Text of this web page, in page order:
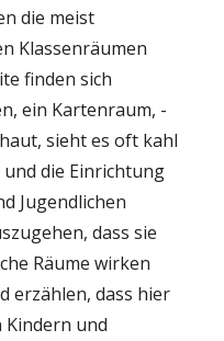
die meist
Klassenräumen
finden sich
ein Kartenraum, -
sieht es oft kahl
die Einrichtung
Jugendlichen
dass sie
Räume wirken
erzählen, dass hier
Kindern und